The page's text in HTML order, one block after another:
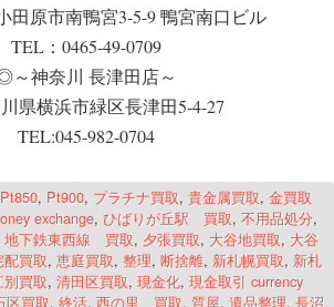
田原市南鴨宮3-5-9 鴨宮南口ビル
TEL：0465-49-0709
～神奈川 長津田店～
川県横浜市緑区長津田5-4-27
TEL:045-982-0704
Pt850, Pt900, プラチナ買取, 貴金属買取, 金買取
exchange, ひばりが丘駅 買取, 不用品処分,
地下鉄東西線 買取, 夕張買取, 大谷地買取, 大谷
配買取, 恵庭買取, 整理, 断捨離, 新札幌買取, 新札
別買取, 清田区買取, 現金化, 現金取引 currency
区買取, 終活, 西の里 買取, 質屋, 遺品整理, 長沼